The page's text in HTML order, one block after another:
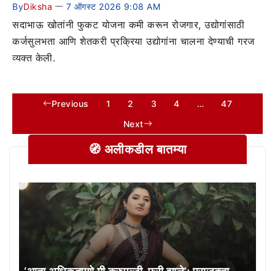
ByDiksha — 7 ऑगस्ट 2026 9:08 AM
सदाभाऊ खोतांनी फुकट योजना कमी करून रोजगार, उद्योगांसाठी
कर्जसुलभता आणि शेतकरी प्रक्रिया उद्योगांना चालना देण्याची गरज
व्यक्त केली.
Previous 1 2 3 4 …
47
Next
🧭 अलीकडील बातम्या